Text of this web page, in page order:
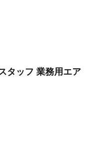
タッフ 業務用エア